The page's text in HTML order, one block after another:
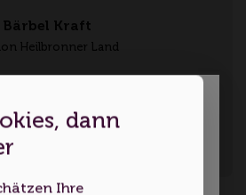
Bärbel Kraft
Heilbronner Land
Webseite für
dann
Ihre